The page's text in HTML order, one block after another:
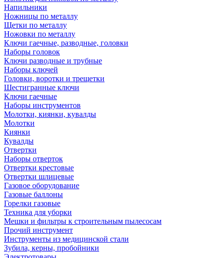
Напильники
Ножницы по металлу
Щетки по металлу
Ножовки по металлу
Ключи гаечные, разводные, головки
Наборы головок
Ключи разводные и трубные
Наборы ключей
Головки, воротки и трещетки
Шестигранные ключи
Ключи гаечные
Наборы инструментов
Молотки, киянки, кувалды
Молотки
Киянки
Кувалды
Отвертки
Наборы отверток
Отвертки крестовые
Отвертки шлицевые
Газовое оборудование
Газовые баллоны
Горелки газовые
Техника для уборки
Мешки и фильтры к строительным пылесосам
Прочий инструмент
Инструменты из медицинской стали
Зубила, керны, пробойники